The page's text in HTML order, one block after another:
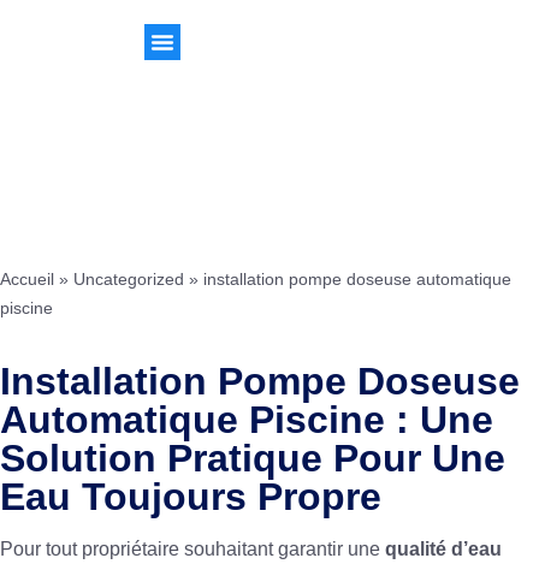
Accueil » Uncategorized » installation pompe doseuse automatique
piscine
Installation Pompe Doseuse
Automatique Piscine : Une
Solution Pratique Pour Une
Eau Toujours Propre
Pour tout propriétaire souhaitant garantir une qualité d’eau